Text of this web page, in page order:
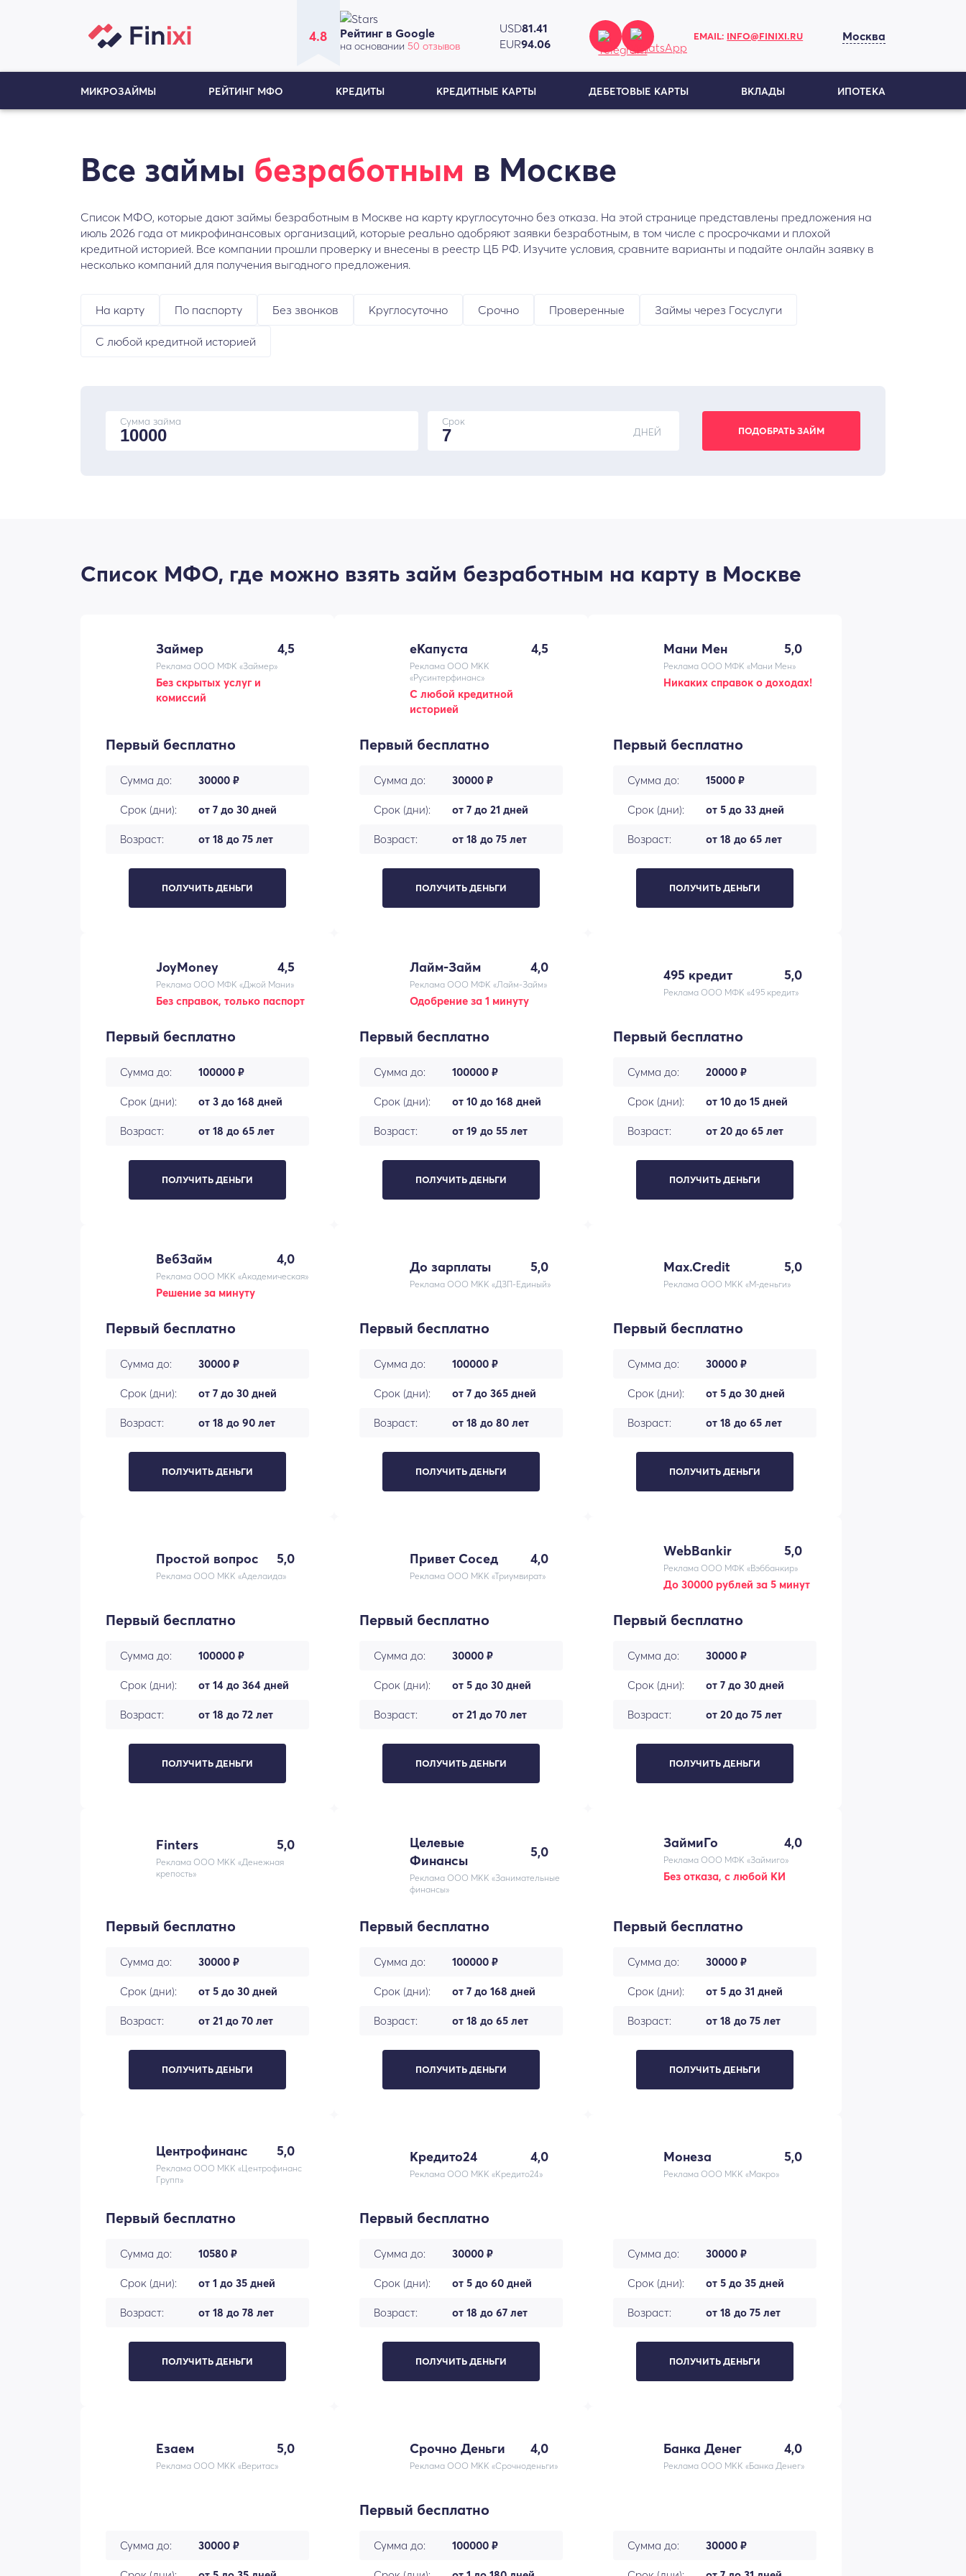
4.8 Рейтинг в Google
на основании 50 отзывов
USD81.41
EUR94.06
EMAIL: INFO@FINIXI.RU Москва
МИКРОЗАЙМЫ РЕЙТИНГ МФО КРЕДИТЫ КРЕДИТНЫЕ КАРТЫ ДЕБЕТОВЫЕ КАРТЫ ВКЛАДЫ ИПОТЕКА
Все займы безработным в Москве
Список МФО, которые дают займы безработным в Москве на карту круглосуточно без отказа. На этой странице представлены предложения на
июль 2026 года от микрофинансовых организаций, которые реально одобряют заявки безработным, в том числе с просрочками и плохой
кредитной историей. Все компании прошли проверку и внесены в реестр ЦБ РФ. Изучите условия, сравните варианты и подайте онлайн заявку в
несколько компаний для получения выгодного предложения.
На карту По паспорту Без звонков Круглосуточно Срочно Проверенные Займы через Госуслуги
С любой кредитной историей
Сумма займа
Срок
ДНЕЙ
Список МФО, где можно взять займ безработным на карту в Москве
Займер 4,5
Реклама ООО МФК «Займер»
Без скрытых услуг и
комиссий
Первый бесплатно
Сумма до: 30000 ₽
Срок (дни): от 7 до 30 дней
Возраст: от 18 до 75 лет
ПОЛУЧИТЬ ДЕНЬГИ
еКапуста 4,5
Реклама ООО МКК
«Русинтерфинанс»
С любой кредитной
историей
Первый бесплатно
Сумма до: 30000 ₽
Срок (дни): от 7 до 21 дней
Возраст: от 18 до 75 лет
ПОЛУЧИТЬ ДЕНЬГИ
Мани Мен 5,0
Реклама ООО МФК «Мани Мен»
Никаких справок о доходах!
Первый бесплатно
Сумма до: 15000 ₽
Срок (дни): от 5 до 33 дней
Возраст: от 18 до 65 лет
ПОЛУЧИТЬ ДЕНЬГИ
JoyMoney 4,5
Реклама ООО МФК «Джой Мани»
Без справок, только паспорт
Первый бесплатно
Сумма до: 100000 ₽
Срок (дни): от 3 до 168 дней
Возраст: от 18 до 65 лет
ПОЛУЧИТЬ ДЕНЬГИ
Лайм-Займ 4,0
Реклама ООО МФК «Лайм-Займ»
Одобрение за 1 минуту
Первый бесплатно
Сумма до: 100000 ₽
Срок (дни): от 10 до 168 дней
Возраст: от 19 до 55 лет
ПОЛУЧИТЬ ДЕНЬГИ
495 кредит 5,0
Реклама ООО МФК «495 кредит»
Первый бесплатно
Сумма до: 20000 ₽
Срок (дни): от 10 до 15 дней
Возраст: от 20 до 65 лет
ПОЛУЧИТЬ ДЕНЬГИ
ВебЗайм 4,0
Реклама ООО МКК «Академическая»
Решение за минуту
Первый бесплатно
Сумма до: 30000 ₽
Срок (дни): от 7 до 30 дней
Возраст: от 18 до 90 лет
ПОЛУЧИТЬ ДЕНЬГИ
До зарплаты 5,0
Реклама ООО МКК «ДЗП-Единый»
Первый бесплатно
Сумма до: 100000 ₽
Срок (дни): от 7 до 365 дней
Возраст: от 18 до 80 лет
ПОЛУЧИТЬ ДЕНЬГИ
Max.Credit 5,0
Реклама ООО МКК «М-деньги»
Первый бесплатно
Сумма до: 30000 ₽
Срок (дни): от 5 до 30 дней
Возраст: от 18 до 65 лет
ПОЛУЧИТЬ ДЕНЬГИ
Простой вопрос 5,0
Реклама ООО МКК «Аделаида»
Первый бесплатно
Сумма до: 100000 ₽
Срок (дни): от 14 до 364 дней
Возраст: от 18 до 72 лет
ПОЛУЧИТЬ ДЕНЬГИ
Привет Сосед 4,0
Реклама ООО МКК «Триумвират»
Первый бесплатно
Сумма до: 30000 ₽
Срок (дни): от 5 до 30 дней
Возраст: от 21 до 70 лет
ПОЛУЧИТЬ ДЕНЬГИ
WebBankir 5,0
Реклама ООО МФК «Вэббанкир»
До 30000 рублей за 5 минут
Первый бесплатно
Сумма до: 30000 ₽
Срок (дни): от 7 до 30 дней
Возраст: от 20 до 75 лет
ПОЛУЧИТЬ ДЕНЬГИ
Finters 5,0
Реклама ООО МКК «Денежная
крепость»
Первый бесплатно
Сумма до: 30000 ₽
Срок (дни): от 5 до 30 дней
Возраст: от 21 до 70 лет
ПОЛУЧИТЬ ДЕНЬГИ
Целевые
Финансы
5,0
Реклама ООО МКК «Занимательные
финансы»
Первый бесплатно
Сумма до: 100000 ₽
Срок (дни): от 7 до 168 дней
Возраст: от 18 до 65 лет
ПОЛУЧИТЬ ДЕНЬГИ
ЗаймиГо 4,0
Реклама ООО МФК «Займиго»
Без отказа, с любой КИ
Первый бесплатно
Сумма до: 30000 ₽
Срок (дни): от 5 до 31 дней
Возраст: от 18 до 75 лет
ПОЛУЧИТЬ ДЕНЬГИ
Центрофинанс 5,0
Реклама ООО МКК «Центрофинанс
Групп»
Первый бесплатно
Сумма до: 10580 ₽
Срок (дни): от 1 до 35 дней
Возраст: от 18 до 78 лет
ПОЛУЧИТЬ ДЕНЬГИ
Кредито24 4,0
Реклама ООО МКК «Кредито24»
Первый бесплатно
Сумма до: 30000 ₽
Срок (дни): от 5 до 60 дней
Возраст: от 18 до 67 лет
ПОЛУЧИТЬ ДЕНЬГИ
Монеза 5,0
Реклама ООО МКК «Макро»
Сумма до: 30000 ₽
Срок (дни): от 5 до 35 дней
Возраст: от 18 до 75 лет
ПОЛУЧИТЬ ДЕНЬГИ
Езаем 5,0
Реклама ООО МКК «Веритас»
Сумма до: 30000 ₽
Срочно Деньги 4,0
Реклама ООО МКК «Срочноденьги»
Первый бесплатно
Сумма до: 100000 ₽
Банка Денег 4,0
Реклама ООО МКК «Банка Денег»
Сумма до: 30000 ₽